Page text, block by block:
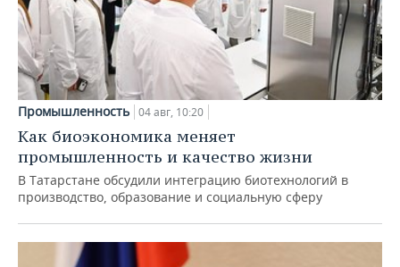
Промышленность 04 авг, 10:20
Как биоэкономика меняет
промышленность и качество жизни
В Татарстане обсудили интеграцию биотехнологий в
производство, образование и социальную сферу